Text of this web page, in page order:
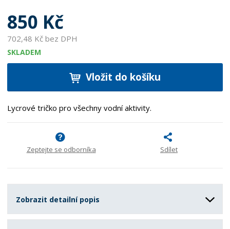
850 Kč
702,48 Kč bez DPH
SKLADEM
Vložit do košíku
Lycrové tričko pro všechny vodní aktivity.
Zeptejte se odborníka Sdílet
Zobrazit detailní popis